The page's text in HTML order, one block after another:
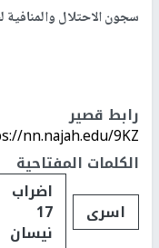
سجون الاحتلال والمنافية
رابط قصير
nn.najah.edu/9KZ/
الكلمات المفتاحية
اسرى
اضراب
17
نيسان